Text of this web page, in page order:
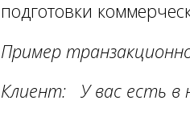
подготовки
Пример
Клиент: У вас есть в